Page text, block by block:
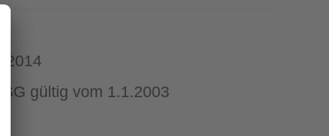
gültig vom 1.1.2003